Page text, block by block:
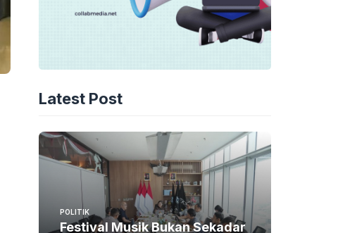
Latest Post
POLITIK
Festival Musik Bukan Sekadar